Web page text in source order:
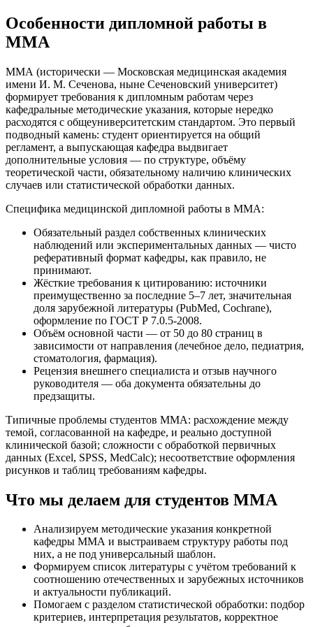
Особенности дипломной работы в
ММА
ММА (исторически — Московская медицинская академия
имени И. М. Сеченова, ныне Сеченовский университет)
формирует требования к дипломным работам через
кафедральные методические указания, которые нередко
расходятся с общеуниверситетским стандартом. Это первый
подводный камень: студент ориентируется на общий
регламент, а выпускающая кафедра выдвигает
дополнительные условия — по структуре, объёму
теоретической части, обязательному наличию клинических
случаев или статистической обработки данных.
Специфика медицинской дипломной работы в ММА:
Обязательный раздел собственных клинических
наблюдений или экспериментальных данных — чисто
реферативный формат кафедры, как правило, не
принимают.
Жёсткие требования к цитированию: источники
преимущественно за последние 5–7 лет, значительная
доля зарубежной литературы (PubMed, Cochrane),
оформление по ГОСТ Р 7.0.5-2008.
Объём основной части — от 50 до 80 страниц в
зависимости от направления (лечебное дело, педиатрия,
стоматология, фармация).
Рецензия внешнего специалиста и отзыв научного
руководителя — оба документа обязательны до
предзащиты.
Типичные проблемы студентов ММА: расхождение между
темой, согласованной на кафедре, и реально доступной
клинической базой; сложности с обработкой первичных
данных (Excel, SPSS, MedCalc); несоответствие оформления
рисунков и таблиц требованиям кафедры.
Что мы делаем для студентов ММА
Анализируем методические указания конкретной
кафедры ММА и выстраиваем структуру работы под
них, а не под универсальный шаблон.
Формируем список литературы с учётом требований к
соотношению отечественных и зарубежных источников
и актуальности публикаций.
Помогаем с разделом статистической обработки: подбор
критериев, интерпретация результатов, корректное